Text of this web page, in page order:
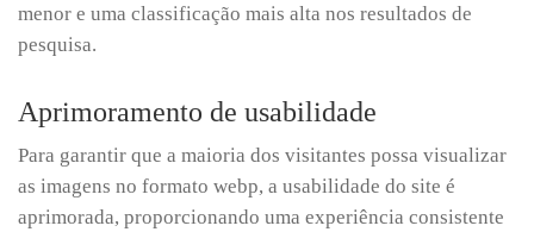
menor e uma classificação mais alta nos resultados de
pesquisa.
Aprimoramento de usabilidade
Para garantir que a maioria dos visitantes possa visualizar
as imagens no formato webp, a usabilidade do site é
aprimorada, proporcionando uma experiência consistente